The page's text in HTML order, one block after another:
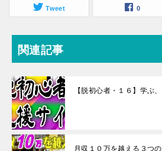
Tweet 0
関連記事
【脱初心者・１６】学ぶ
月収１０万を越える３つ